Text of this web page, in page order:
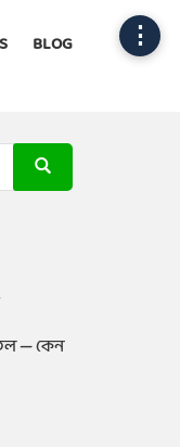
BLOG
— কেন
⋮